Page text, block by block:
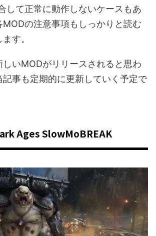
して正常に動作しないケースもあ
MODの注意事項もしっかりと読む
す。
いMODがリリースされると思わ
事も定期的に更新していく予定で
Ages SlowMoBREAK